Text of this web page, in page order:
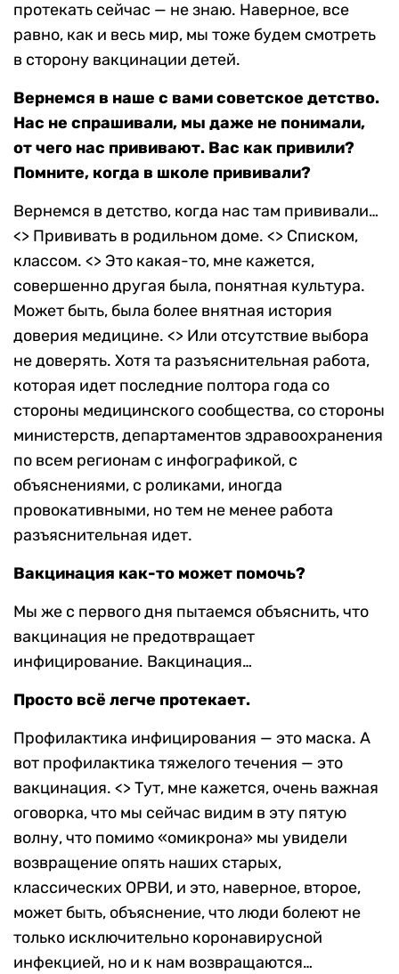
протекать сейчас — не знаю. Наверное, все
равно, как и весь мир, мы тоже будем смотреть
в сторону вакцинации детей.
Вернемся в наше с вами советское детство.
Нас не спрашивали, мы даже не понимали,
от чего нас прививают. Вас как привили?
Помните, когда в школе прививали?
Вернемся в детство, когда нас там прививали…
<> Прививать в родильном доме. <> Списком,
классом. <> Это какая-то, мне кажется,
совершенно другая была, понятная культура.
Может быть, была более внятная история
доверия медицине. <> Или отсутствие выбора
не доверять. Хотя та разъяснительная работа,
которая идет последние полтора года со
стороны медицинского сообщества, со стороны
министерств, департаментов здравоохранения
по всем регионам с инфографикой, с
объяснениями, с роликами, иногда
провокативными, но тем не менее работа
разъяснительная идет.
Вакцинация как-то может помочь?
Мы же с первого дня пытаемся объяснить, что
вакцинация не предотвращает
инфицирование. Вакцинация…
Просто всё легче протекает.
Профилактика инфицирования — это маска. А
вот профилактика тяжелого течения — это
вакцинация. <> Тут, мне кажется, очень важная
оговорка, что мы сейчас видим в эту пятую
волну, что помимо «омикрона» мы увидели
возвращение опять наших старых,
классических ОРВИ, и это, наверное, второе,
может быть, объяснение, что люди болеют не
только исключительно коронавирусной
инфекцией, но и к нам возвращаются…